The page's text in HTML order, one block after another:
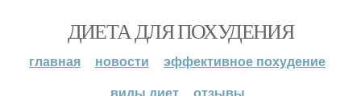
ДИЕТА ДЛЯ ПОХУДЕНИЯ
главная новости
эффективное похудение